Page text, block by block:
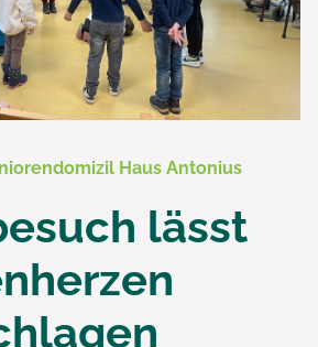
Haus Antonius
lässt